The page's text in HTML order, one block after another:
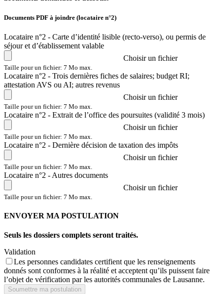
Documents PDF à joindre (locataire n°2)
Locataire n°2 - Carte d’identité lisible (recto-verso), ou permis de
séjour et d’établissement valable
Choisir un fichier
Taille pour un fichier: 7 Mo max.
Locataire n°2 - Trois dernières fiches de salaires; budget RI;
attestation AVS ou AI; autres revenus
Choisir un fichier
Taille pour un fichier: 7 Mo max.
Locataire n°2 - Extrait de l’office des poursuites (validité 3 mois)
Choisir un fichier
Taille pour un fichier: 7 Mo max.
Locataire n°2 - Dernière décision de taxation des impôts
Choisir un fichier
Taille pour un fichier: 7 Mo max.
Locataire n°2 - Autres documents
Choisir un fichier
Taille pour un fichier: 7 Mo max.
ENVOYER MA POSTULATION
Seuls les dossiers complets seront traités.
Validation
Les personnes candidates certifient que les renseignements
donnés sont conformes à la réalité et acceptent qu’ils puissent faire
l’objet de vérification par les autorités communales de Lausanne.
Soumettre ma postulation